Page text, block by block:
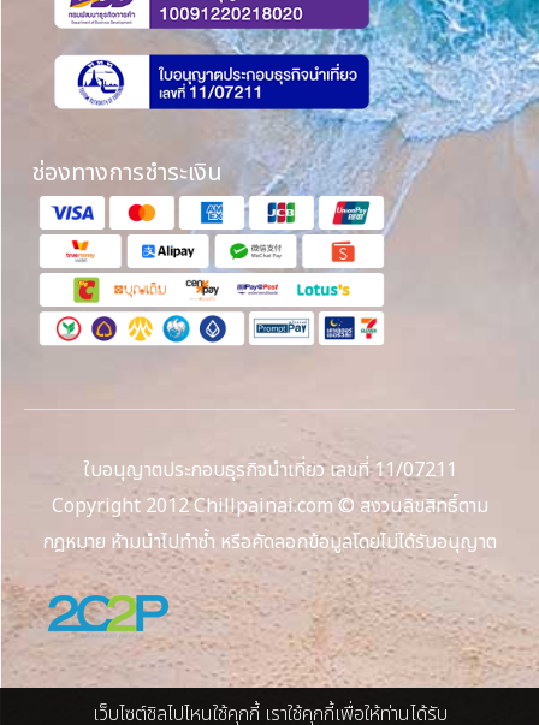
ช่องทางการชำระเงิน
ใบอนุญาตประกอบธุรกิจนำเที่ยว เลขที่ 11/07211
Copyright 2012 Chillpainai.com © สงวนลิขสิทธิ์ตาม
กฎหมาย ห้ามนำไปทำซ้ำ หรือคัดลอกข้อมูลโดยไม่ได้รับอนุญาต
เว็บไซต์ชิลไปไหนใช้คุกกี้ เราใช้คุกกี้เพื่อให้ท่านได้รับ